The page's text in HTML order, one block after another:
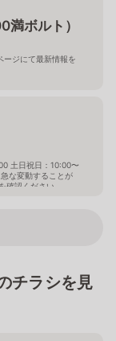
満ボルト）
ージにて最新情報を
土日祝日：10:00〜
な変動することが
確認ください
チラシを見